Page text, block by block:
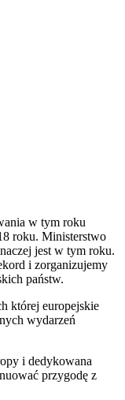
w tym roku
roku. Ministerstwo
jest w tym roku.
i zorganizujemy
państw.
której europejskie
wydarzeń
i dedykowana
przygodę z